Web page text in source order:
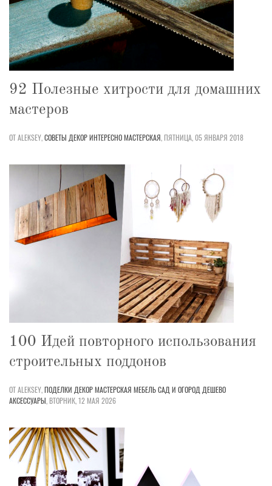
92 Полезные хитрости для домашних
мастеров
ОТ ALEKSEY,СОВЕТЫ ДЕКОРИНТЕРЕСНОМАСТЕРСКАЯ,ПЯТНИЦА, 05 ЯНВАРЯ 2018
100 Идей повторного использования
строительных поддонов
ОТ ALEKSEY,ПОДЕЛКИ ДЕКОРМАСТЕРСКАЯ МЕБЕЛЬСАД И ОГОРОД ДЕШЕВО
АКСЕССУАРЫ,ВТОРНИК, 12 МАЯ 2026